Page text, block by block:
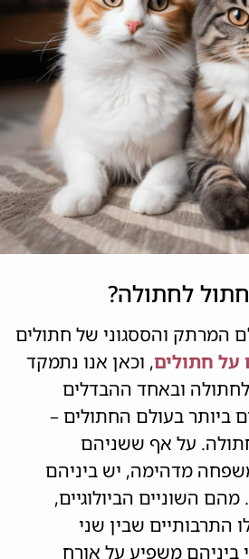
לחתולה?
המרתק והססגוני של חתולים
על חתולים, וכאן אנו נתמקד
ובאחד ההבדלים
ביותר בעולם החתולים –
על אף ששניהם
מדהימה, יש ביניהם
מהם השוניים הביולוגיים,
התרבותיים שבין שני
ביניהם משפיע על אורח